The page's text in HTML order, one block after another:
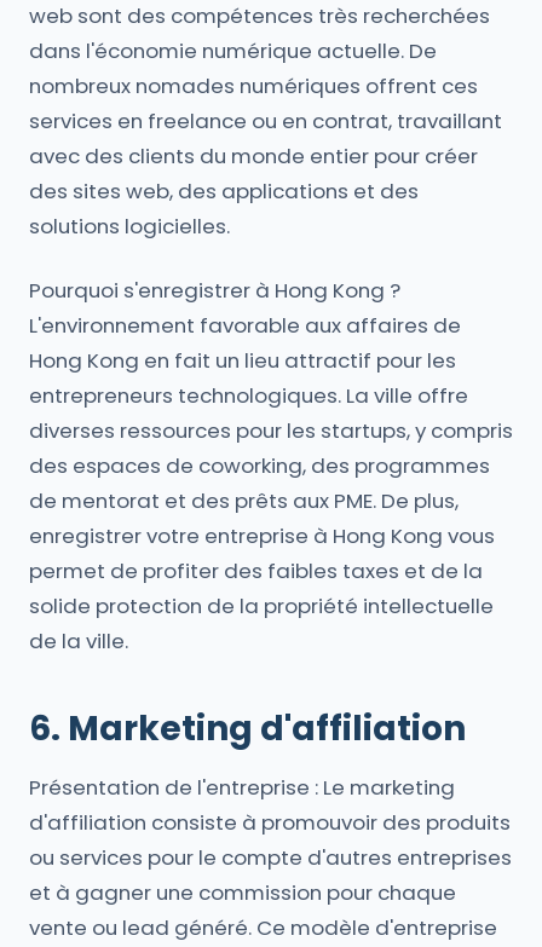
web sont des compétences très recherchées
dans l'économie numérique actuelle. De
nombreux nomades numériques offrent ces
services en freelance ou en contrat, travaillant
avec des clients du monde entier pour créer
des sites web, des applications et des
solutions logicielles.
Pourquoi s'enregistrer à Hong Kong ?
L'environnement favorable aux affaires de
Hong Kong en fait un lieu attractif pour les
entrepreneurs technologiques. La ville offre
diverses ressources pour les startups, y compris
des espaces de coworking, des programmes
de mentorat et des prêts aux PME. De plus,
enregistrer votre entreprise à Hong Kong vous
permet de profiter des faibles taxes et de la
solide protection de la propriété intellectuelle
de la ville.
6. Marketing d'affiliation
Présentation de l'entreprise : Le marketing
d'affiliation consiste à promouvoir des produits
ou services pour le compte d'autres entreprises
et à gagner une commission pour chaque
vente ou lead généré. Ce modèle d'entreprise